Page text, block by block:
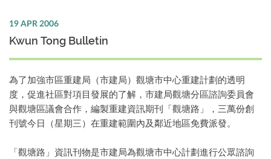
19 APR 2006
Kwun Tong Bulletin
為了加強市區重建局（市建局）觀塘市中心重建計劃的透明
度，促進社區對項目發展的了解，市建局觀塘分區諮詢委員會
與觀塘區議會合作，編製重建資訊期刊「觀塘路」，三萬份創
刊號今日（星期三）在重建範圍內及鄰近地區免費派發。
「觀塘路」資訊刊物是市建局為觀塘市中心計劃進行公眾諮詢